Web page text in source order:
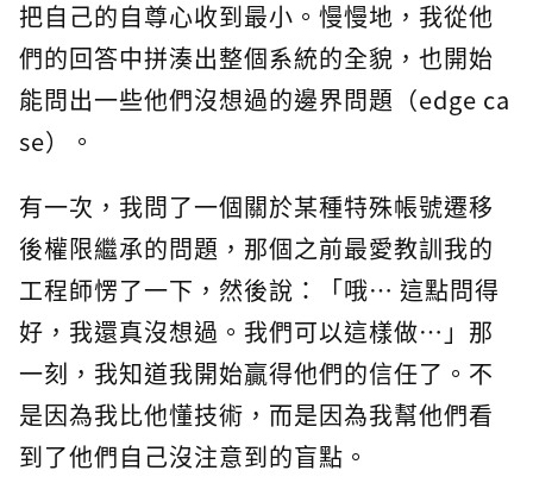
把自己的自尊心收到最小。慢慢地，我從他
們的回答中拼湊出整個系統的全貌，也開始
能問出一些他們沒想過的邊界問題（edge ca
se）。
有一次，我問了一個關於某種特殊帳號遷移
後權限繼承的問題，那個之前最愛教訓我的
工程師愣了一下，然後說：「哦… 這點問得
好，我還真沒想過。我們可以這樣做…」那
一刻，我知道我開始贏得他們的信任了。不
是因為我比他懂技術，而是因為我幫他們看
到了他們自己沒注意到的盲點。